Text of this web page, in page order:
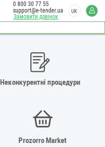
Замовити дзвінок
0 800 30 77 55
support@e-tender.ua
UK
Неконкурентні процедури
Prozorro Market